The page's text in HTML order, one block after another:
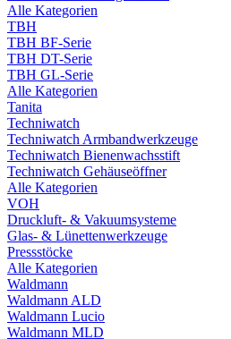
Alle Kategorien
TBH
TBH BF-Serie
TBH DT-Serie
TBH GL-Serie
Alle Kategorien
Tanita
Techniwatch
Techniwatch Armbandwerkzeuge
Techniwatch Bienenwachsstift
Techniwatch Gehäuseöffner
Alle Kategorien
VOH
Druckluft- & Vakuumsysteme
Glas- & Lünettenwerkzeuge
Pressstöcke
Alle Kategorien
Waldmann
Waldmann ALD
Waldmann Lucio
Waldmann MLD